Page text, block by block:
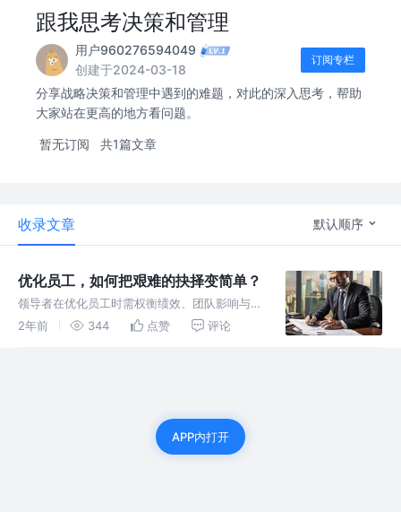
跟我思考决策和管理
用户960276594049
创建于2024-03-18
订阅专栏
分享战略决策和管理中遇到的难题，对此的深入思考，帮助
大家站在更高的地方看问题。
暂无订阅 共1篇文章
收录文章 默认顺序
优化员工，如何把艰难的抉择变简单？
领导者在优化员工时需权衡绩效、团队影响与时
间成本，通过计算的方法用理性分析，避免直接
2年前 344 点赞 评论
APP内打开